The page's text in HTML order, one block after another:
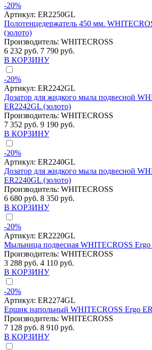
-20%
Артикул: ER2250GL
Полотенцедержатель 450 мм.
(золото)
Производитель: WHITECROSS
6 232 руб. 7 790 руб.
В КОРЗИНУ
-20%
Артикул: ER2242GL
Дозатор для жидкого мыла подвесной
ER2242GL (золото)
Производитель: WHITECROSS
7 352 руб. 9 190 руб.
В КОРЗИНУ
-20%
Артикул: ER2240GL
Дозатор для жидкого мыла подвесной
ER2240GL (золото)
Производитель: WHITECROSS
6 680 руб. 8 350 руб.
В КОРЗИНУ
-20%
Артикул: ER2220GL
Мыльница подвесная WHITECROSS Ergo
Производитель: WHITECROSS
3 288 руб. 4 110 руб.
В КОРЗИНУ
-20%
Артикул: ER2274GL
Ершик напольный WHITECROSS Ergo
Производитель: WHITECROSS
7 128 руб. 8 910 руб.
В КОРЗИНУ